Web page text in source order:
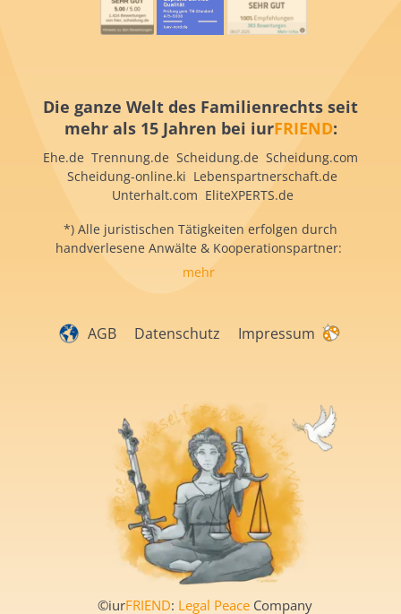
Die ganze Welt des Familienrechts seit
mehr als 15 Jahren bei iurFRIEND:
Ehe.de Trennung.de Scheidung.de Scheidung.com
Scheidung-online.ki Lebenspartnerschaft.de
Unterhalt.com EliteXPERTS.de
*) Alle juristischen Tätigkeiten erfolgen durch
handverlesene Anwälte & Kooperationspartner:
mehr
AGB Datenschutz Impressum
©iurFRIEND: Legal Peace Company